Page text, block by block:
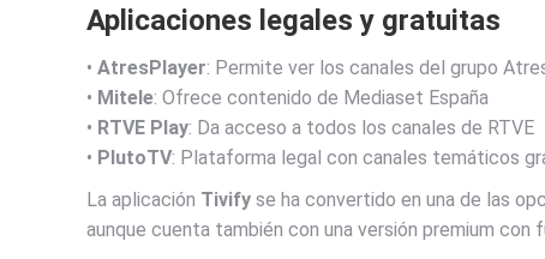
Aplicaciones legales y gratuitas
• AtresPlayer: Permite ver los canales del grupo
• Mitele: Ofrece contenido de Mediaset España
• RTVE Play: Da acceso a todos los canales de RTVE
• PlutoTV: Plataforma legal con canales temáticos
La aplicación Tivify se ha convertido en una de las
aunque cuenta también con una versión premium con